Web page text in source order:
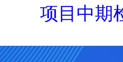
项目中期